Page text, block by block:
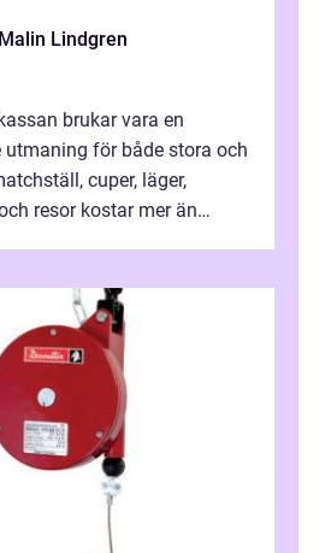
Malin Lindgren
brukar vara en
utmaning för både stora och
cuper, läger,
resor kostar mer än